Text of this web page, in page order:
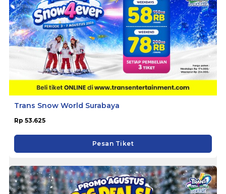
Trans Snow World Surabaya
Rp 53.625
Pesan Tiket